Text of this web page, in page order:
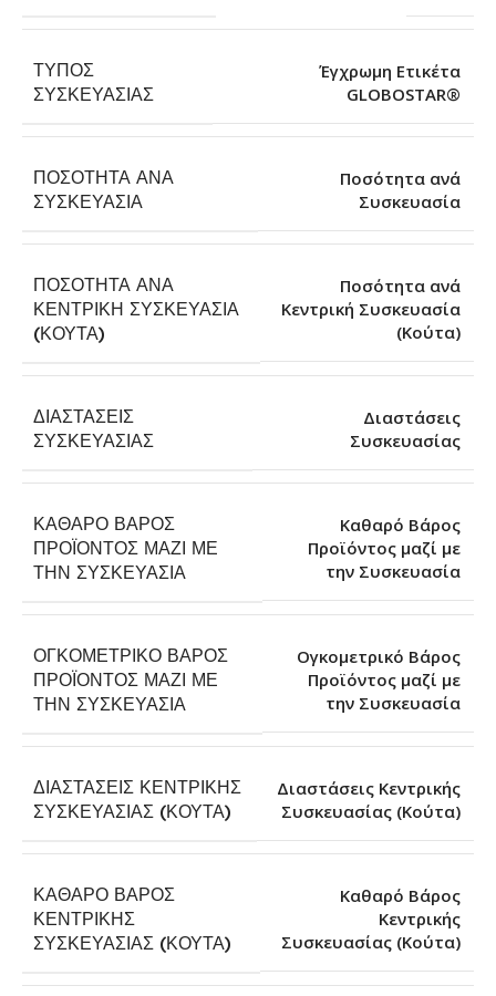
ΤΎΠΟΣ
ΣΥΣΚΕΥΑΣΊΑΣ
Έγχρωμη Ετικέτα
GLOBOSTAR®
ΠΟΣΌΤΗΤΑ ΑΝΆ
ΣΥΣΚΕΥΑΣΊΑ
Ποσότητα ανά
Συσκευασία
ΠΟΣΌΤΗΤΑ ΑΝΆ
ΚΕΝΤΡΙΚΉ ΣΥΣΚΕΥΑΣΊΑ
(ΚΟΎΤΑ)
Ποσότητα ανά
Κεντρική Συσκευασία
(Κούτα)
ΔΙΑΣΤΆΣΕΙΣ
ΣΥΣΚΕΥΑΣΊΑΣ
Διαστάσεις
Συσκευασίας
ΚΑΘΑΡΌ ΒΆΡΟΣ
ΠΡΟΪΌΝΤΟΣ ΜΑΖΊ ΜΕ
ΤΗΝ ΣΥΣΚΕΥΑΣΊΑ
Καθαρό Βάρος
Προϊόντος μαζί με
την Συσκευασία
ΟΓΚΟΜΕΤΡΙΚΌ ΒΆΡΟΣ
ΠΡΟΪΌΝΤΟΣ ΜΑΖΊ ΜΕ
ΤΗΝ ΣΥΣΚΕΥΑΣΊΑ
Ογκομετρικό Βάρος
Προϊόντος μαζί με
την Συσκευασία
ΔΙΑΣΤΆΣΕΙΣ ΚΕΝΤΡΙΚΉΣ
ΣΥΣΚΕΥΑΣΊΑΣ (ΚΟΎΤΑ)
Διαστάσεις Κεντρικής
Συσκευασίας (Κούτα)
ΚΑΘΑΡΌ ΒΆΡΟΣ
ΚΕΝΤΡΙΚΉΣ
ΣΥΣΚΕΥΑΣΊΑΣ (ΚΟΎΤΑ)
Καθαρό Βάρος
Κεντρικής
Συσκευασίας (Κούτα)